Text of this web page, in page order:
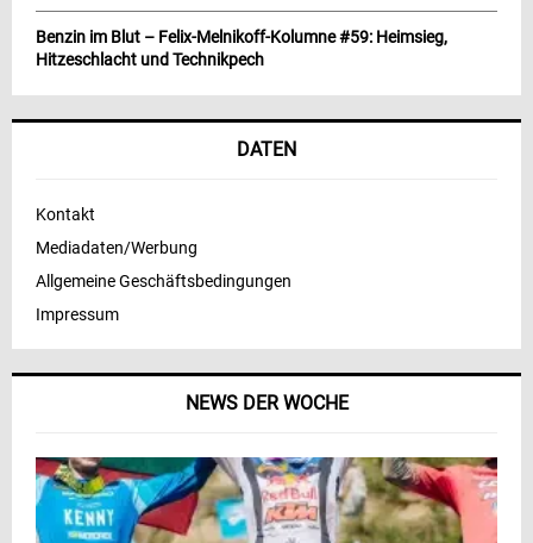
NEWS DER WOCHE
Benzin im Blut – Felix-Melnikoff-Kolumne #59: Heimsieg,
Hitzeschlacht und Technikpech
DATEN
Kontakt
Mediadaten/Werbung
Allgemeine Geschäftsbedingungen
Impressum